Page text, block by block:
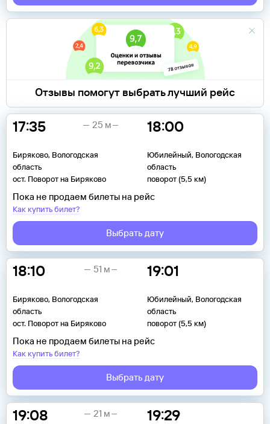
Отзывы помогут выбрать лучший рейс
17:35
Биряково, Вологодская
область
ост. Поворот на Биряково
18:00
Юбилейный, Вологодская
область
поворот (5,5 км)
25 м
Пока не продаем билеты на рейс
Как купить билет?
Выбрать дату
18:10
Биряково, Вологодская
область
ост. Поворот на Биряково
19:01
Юбилейный, Вологодская
область
поворот (5,5 км)
51 м
Пока не продаем билеты на рейс
Как купить билет?
Выбрать дату
19:08 19:29
21 м